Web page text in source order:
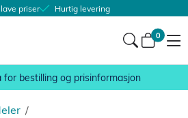
priser Hurtig levering
0
bestilling og prisinformasjon
/